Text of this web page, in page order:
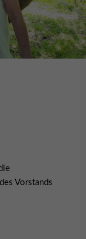
Vorstands